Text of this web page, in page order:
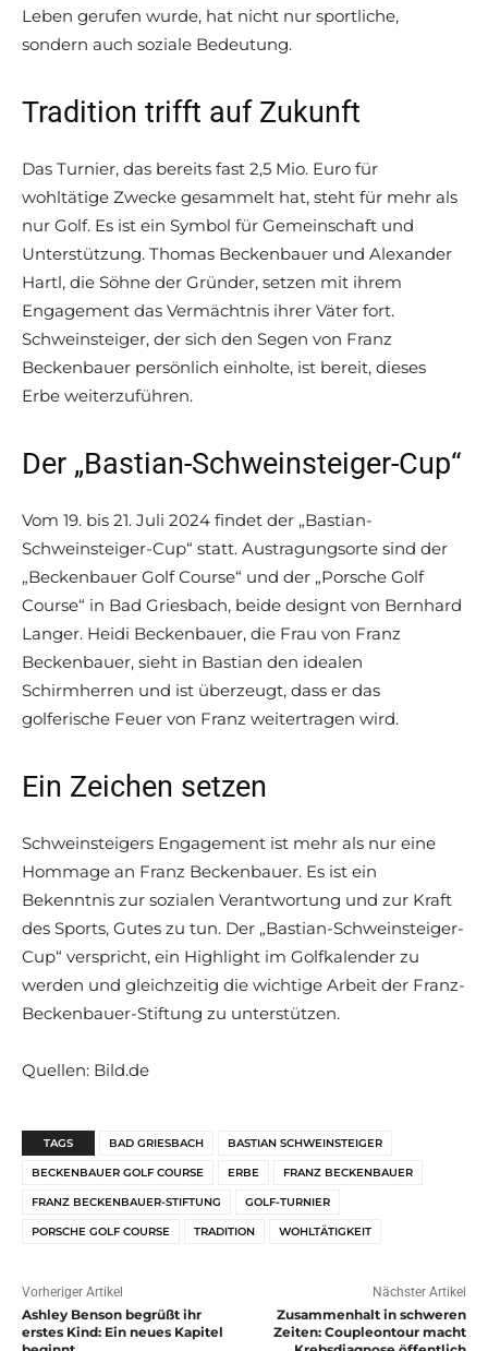
Leben gerufen wurde, hat nicht nur sportliche,
sondern auch soziale Bedeutung.
Tradition trifft auf Zukunft
Das Turnier, das bereits fast 2,5 Mio. Euro für
wohltätige Zwecke gesammelt hat, steht für mehr als
nur Golf. Es ist ein Symbol für Gemeinschaft und
Unterstützung. Thomas Beckenbauer und Alexander
Hartl, die Söhne der Gründer, setzen mit ihrem
Engagement das Vermächtnis ihrer Väter fort.
Schweinsteiger, der sich den Segen von Franz
Beckenbauer persönlich einholte, ist bereit, dieses
Erbe weiterzuführen.
Der „Bastian-Schweinsteiger-Cup“
Vom 19. bis 21. Juli 2024 findet der „Bastian-
Schweinsteiger-Cup“ statt. Austragungsorte sind der
„Beckenbauer Golf Course“ und der „Porsche Golf
Course“ in Bad Griesbach, beide designt von Bernhard
Langer. Heidi Beckenbauer, die Frau von Franz
Beckenbauer, sieht in Bastian den idealen
Schirmherren und ist überzeugt, dass er das
golferische Feuer von Franz weitertragen wird.
Ein Zeichen setzen
Schweinsteigers Engagement ist mehr als nur eine
Hommage an Franz Beckenbauer. Es ist ein
Bekenntnis zur sozialen Verantwortung und zur Kraft
des Sports, Gutes zu tun. Der „Bastian-Schweinsteiger-
Cup“ verspricht, ein Highlight im Golfkalender zu
werden und gleichzeitig die wichtige Arbeit der Franz-
Beckenbauer-Stiftung zu unterstützen.
Quellen: Bild.de
TAGS BAD GRIESBACH BASTIAN SCHWEINSTEIGER
BECKENBAUER GOLF COURSE ERBE FRANZ BECKENBAUER
FRANZ BECKENBAUER-STIFTUNG GOLF-TURNIER
PORSCHE GOLF COURSE TRADITION WOHLTÄTIGKEIT
Vorheriger Artikel
Ashley Benson begrüßt ihr
erstes Kind: Ein neues Kapitel
Nächster Artikel
Zusammenhalt in schweren
Zeiten: Coupleontour macht